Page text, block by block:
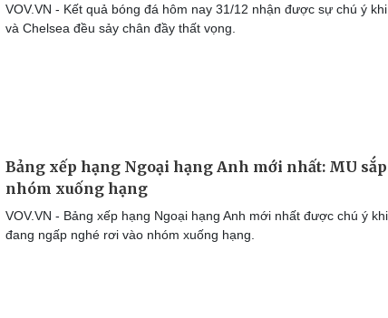
VOV.VN - Kết quả bóng đá hôm nay 31/12 nhận được sự chú ý
và Chelsea đều sảy chân đầy thất vọng.
Bảng xếp hạng Ngoại hạng Anh mới nhất: MU
nhóm xuống hạng
VOV.VN - Bảng xếp hạng Ngoại hạng Anh mới nhất được chú ý
đang ngấp nghé rơi vào nhóm xuống hạng.